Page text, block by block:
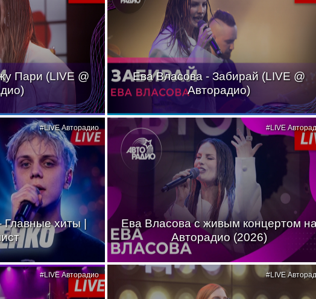
Пари (LIVE @
Ева Власова - Забирай (LIVE @
Авторадио)
Главные хиты |
#LIVE Авторадио
Ева Власова с живым концертом
Авторадио (2026)
#LIVE
#LIVE Авторадио #LIVE